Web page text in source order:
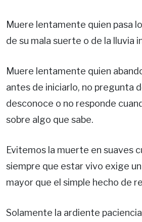
Muere lentamente quien pasa
de su mala suerte o de la lluvia
Muere lentamente quien
antes de iniciarlo, no pregunta
desconoce o no responde
sobre algo que sabe.
Evitemos la muerte en suaves
siempre que estar vivo exige
mayor que el simple hecho de
Solamente la ardiente